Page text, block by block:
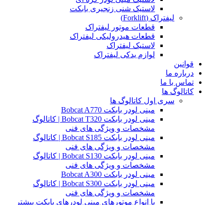
لاستیک شنی زنجیری بابکت
لیفتراک (Forklift)
قطعات موتور لیفتراک
قطعات هیدرولیکی لیفتراک
لاستیک لیفتراک
لوازم یدکی لیفتراک
قوانین
درباره ما
تماس با ما
کاتالوگ ها
سری اول کاتالوگ ها
مینی لودر بابکت Bobcat A770
مینی لودر بابکت Bobcat T320 | کاتالوگ
مشخصات و ویژگی های فنی
مینی لودر بابکت Bobcat S185 | کاتالوگ
مشخصات و ویژگی های فنی
مینی لودر بابکت Bobcat S130 | کاتالوگ
مشخصات و ویژگی های فنی
مینی لودر بابکت Bobcat A300
مینی لودر بابکت Bobcat S300 | کاتالوگ
مشخصات و ویژگی های فنی
با انواع موتورهای مینی لودرهای بابکت بیشتر